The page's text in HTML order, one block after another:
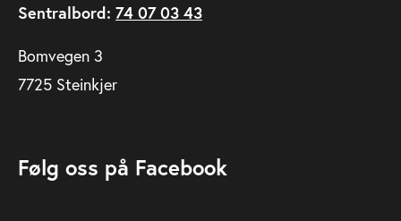
Sentralbord: 74 07 03 43
Bomvegen 3
7725 Steinkjer
Følg oss på Facebook